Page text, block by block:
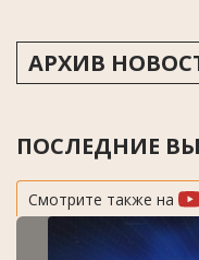
АРХИВ
ПОСЛЕДНИЕ
Смотрите также на